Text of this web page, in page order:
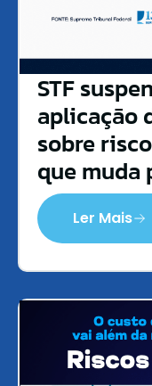
STF
aplicação
sobre
que muda
Ler Mais